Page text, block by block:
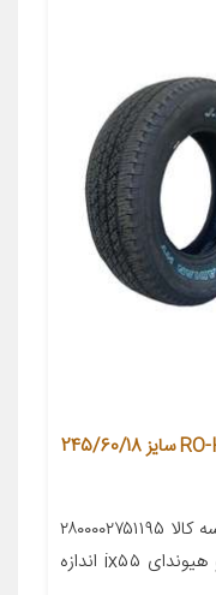
لاستیک خودرو جی پلنت تایر مدل RO-HT سایز 245/60/18
معرفی محصول جزئیات محصول شناسه کالا ۲۸۰۰۰۰۲۷۵۱۱۹۵
سال ساخت ۲۰۲۲ مناسب برای خودرو هیوندای ix۵۵ اندازه